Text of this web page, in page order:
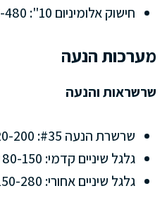
חישוק אלומיניום 10": 320-480 ש"ח
מערכות הנעה
שרשראות והנעה
שרשרת הנעה #35: 120-200 ש"ח
גלגל שיניים קדמי: 80-150 ש"ח
גלגל שיניים אחורי: 150-280 ש"ח